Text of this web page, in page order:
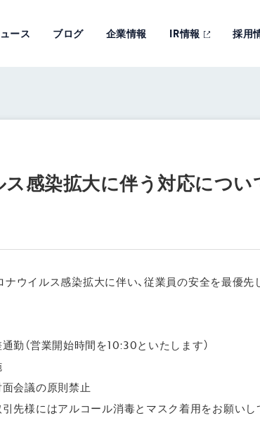
ース ブログ 企業情報 IR情報 採用
感染拡大に伴う対応につい
ウイルス感染拡大に伴い、従業員の安全を最優先
勤（営業開始時間を10:30といたします）
会議の原則禁止
先様にはアルコール消毒とマスク着用をお願いし